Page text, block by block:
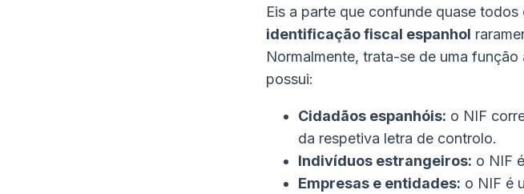
Eis a parte que confunde quase
identificação fiscal espanhol
Normalmente, trata-se de uma
possui:
Cidadãos espanhóis: o NIF
da respetiva letra de controlo.
Indivíduos estrangeiros: o NIF
Empresas e entidades: o NIF é